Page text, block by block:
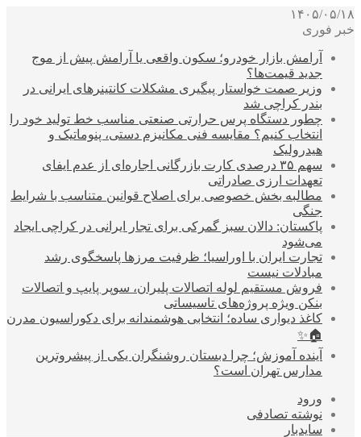
۱۴۰۵/۰۵/۱۸
خبر فوری
آرامش بازار خودرو؛ سکون واقعی یا آرامش پیش از موج
جدید قیمت‌ها؟
وزیر صمت خواستار پیگیری مشکلات کانتینرهای ایرانی در
بندر کراچی شد
چطور دستگاه پرس حرارتی صنعتی مناسب خط تولید خود را
انتخاب کنیم؟ مقایسه فنی مکانیزم دستی، پنوماتیک و
هیدرولیک
سهم ۳۵ درصدی کارت بازرگانی اجاره‌ای از عدم ایفای
تعهدات ارزی صادراتی
مطالبه بخش خصوصی برای اصلاح قوانین متناسب با شرایط
جنگی
پاکستان: دالان سبز گمرکی برای تجار ایرانی در کراچی ایجاد
می‌شود
تجارت ایران با اوراسیا؛ ظرفیت مرزها پاسخگوی رشد
مبادلات نیست
فروش مستقیم لوله اتصالات پلیران، سوپر پایپ و اتصالات
بنکن ویژه پروژه‌های تاسیساتی
کاغذ دیواری ساده؛ انتخابی هوشمندانه برای دکوراسیون مدرن
🏠✨
آینده آموزش؛ چرا دبستان روشنگران یکی از پیشروترین
مدارس تهران است؟
ورود
نوشته تصادفی
سایدبار